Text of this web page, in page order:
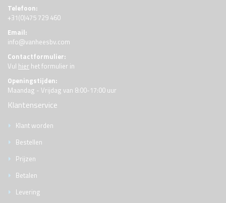
Telefoon:
+31(0)475 729 460
Email:
info@vanheesbv.com
Contactformulier:
Vul hier het formulier in
Openingstijden:
Maandag - Vrijdag van 8:00-17:00 uur
Klantenservice
Klant worden
Bestellen
Prijzen
Betalen
Levering